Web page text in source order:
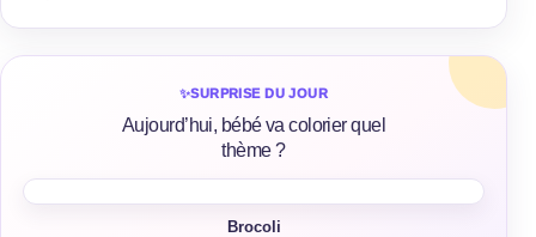
✨SURPRISE DU JOUR
Aujourd’hui, bébé va colorier quel
thème ?
Brocoli